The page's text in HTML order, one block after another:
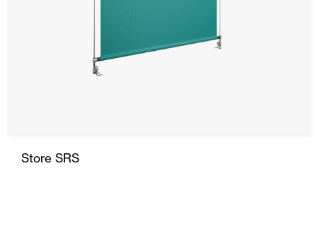
Store SRS